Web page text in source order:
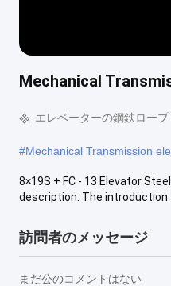
Mechanical
エレベーターの鋼鉄ロープ
#Mechanical Transmission
8×19S + FC - 13 Elevator
description: The introduction
訪問者のメッセージ
まだ公のコメントはない